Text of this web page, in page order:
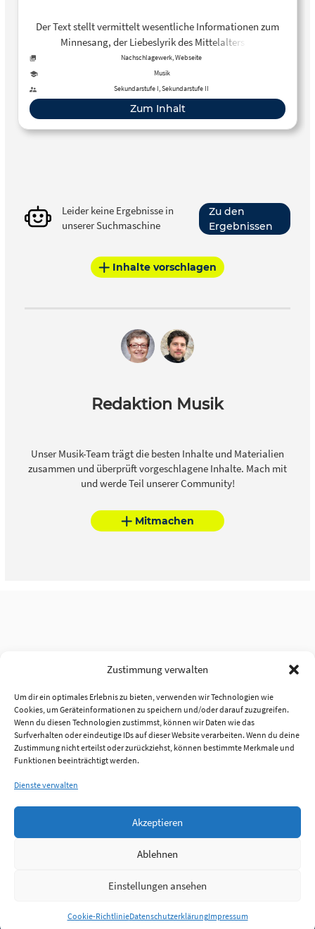
Zustimmung verwalten
Um dir ein optimales Erlebnis zu bieten, verwenden wir Technologien wie
Cookies, um Geräteinformationen zu speichern und/oder darauf zuzugreifen.
Wenn du diesen Technologien zustimmst, können wir Daten wie das
Surfverhalten oder eindeutige IDs auf dieser Website verarbeiten. Wenn du deine
Zustimmung nicht erteilst oder zurückziehst, können bestimmte Merkmale und
Funktionen beeinträchtigt werden.
Dienste verwalten
Akzeptieren
Ablehnen
Einstellungen ansehen
Cookie-RichtlinieDatenschutzerklärungImpressum
Der Text stellt vermittelt wesentliche Informationen zum
Minnesang, der Liebeslyrik des Mittelalters in
mittelhochdeutscher Sprache.
Nachschlagewerk, Webseite
Musik
Sekundarstufe I, Sekundarstufe II
Zum Inhalt
Leider keine Ergebnisse in
unserer Suchmaschine
Zu den
Ergebnissen
Inhalte vorschlagen
Redaktion Musik
Unser Musik-Team trägt die besten Inhalte und Materialien
zusammen und überprüft vorgeschlagene Inhalte. Mach mit
und werde Teil unserer Community!
Mitmachen
Anmelden
Jobs Partner FAQ Quellen